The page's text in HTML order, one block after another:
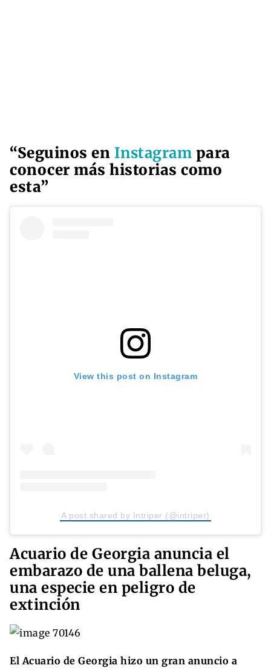
“Seguinos en Instagram para
conocer más historias como
esta”
View this post on Instagram
A post shared by Intriper (@intriper)
Acuario de Georgia anuncia el
embarazo de una ballena beluga,
una especie en peligro de
extinción
El Acuario de Georgia hizo un gran anuncio a